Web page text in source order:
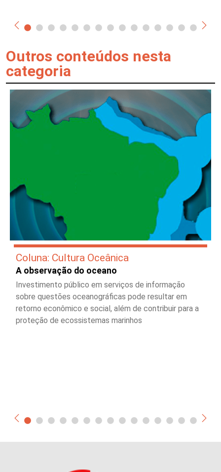
Outros conteúdos nesta
categoria
Coluna: Cultura Oceânica
A observação do oceano
Investimento público em serviços de informação
sobre questões oceanográficas pode resultar em
retorno econômico e social, além de contribuir para a
proteção de ecossistemas marinhos